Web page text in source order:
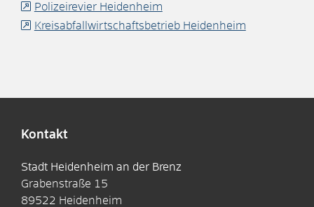
Polizeirevier Heidenheim
Kreisabfallwirtschaftsbetrieb Heidenheim
Kontakt
Stadt Heidenheim an der Brenz
Grabenstraße 15
89522 Heidenheim